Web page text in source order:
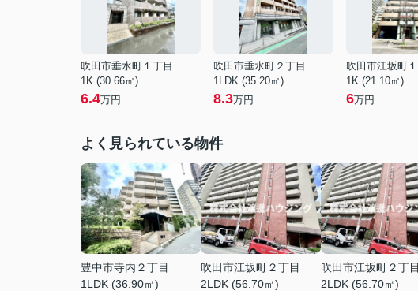
吹田市垂水町１丁目
1K (30.66㎡)
6.4万円
吹田市垂水町２丁目
1LDK (35.20㎡)
8.3万円
吹田市江坂町
1K (21.10㎡)
6万円
よく見られている物件
豊中市寺内２丁目
1LDK (36.90㎡)
吹田市江坂町２丁目
2LDK (56.70㎡)
吹田市江坂町２丁目
2LDK (56.70㎡)